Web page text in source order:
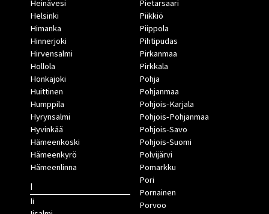
Heinävesi
Helsinki
Himanka
Hinnerjoki
Hirvensalmi
Hollola
Honkajoki
Huittinen
Humppila
Hyrynsalmi
Hyvinkää
Hämeenkoski
Hämeenkyrö
Hämeenlinna
I
Ii
Pietarsaari
Piikkiö
Piippola
Pihtipudas
Pirkanmaa
Pirkkala
Pohja
Pohjanmaa
Pohjois-Karjala
Pohjois-Pohjanmaa
Pohjois-Savo
Pohjois-Suomi
Polvijärvi
Pomarkku
Pori
Pornainen
Porvoo